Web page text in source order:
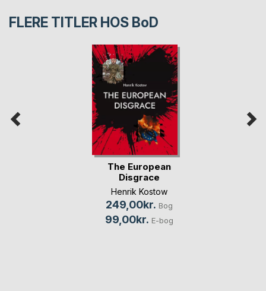
FLERE TITLER HOS BoD
The European
Disgrace
Henrik Kostow
249,00kr. Bog
99,00kr. E-bog